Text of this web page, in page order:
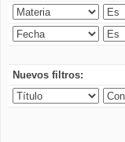
Nuevos filtros: